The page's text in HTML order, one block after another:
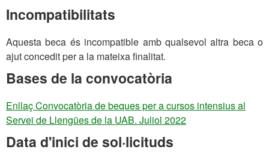
Incompatibilitats
Aquesta beca és incompatible amb qualsevol altra beca o
ajut concedit per a la mateixa finalitat.
Bases de la convocatòria
Enllaç Convocatòria de beques per a cursos intensius al
Servei de Llengües de la UAB. Juliol 2022
Data d'inici de sol·licituds